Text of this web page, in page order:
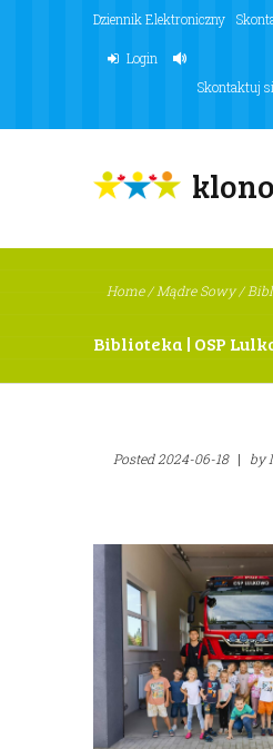
Dziennik Elektroniczny
Login
Skontaktuj
Home/Mądre Sowy/
Biblioteka | OSP
Posted2024-06-18 | by